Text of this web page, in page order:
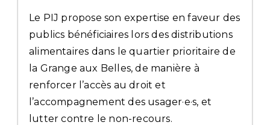
Le PIJ propose son expertise en faveur des
publics bénéficiaires lors des distributions
alimentaires dans le quartier prioritaire de
la Grange aux Belles, de manière à
renforcer l’accès au droit et
l’accompagnement des usager·e·s, et
lutter contre le non-recours.